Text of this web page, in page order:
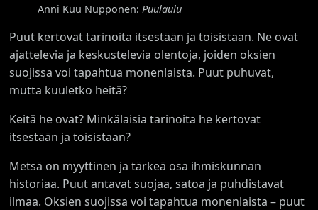
Anni Kuu Nupponen: Puulaulu
Puut kertovat tarinoita itsestään ja toisistaan. Ne ovat
ajattelevia ja keskustelevia olentoja, joiden oksien
suojissa voi tapahtua monenlaista. Puut puhuvat,
mutta kuuletko heitä?
Keitä he ovat? Minkälaisia tarinoita he kertovat
itsestään ja toisistaan?
Metsä on myyttinen ja tärkeä osa ihmiskunnan
historiaa. Puut antavat suojaa, satoa ja puhdistavat
ilmaa. Oksien suojissa voi tapahtua monenlaista – puut